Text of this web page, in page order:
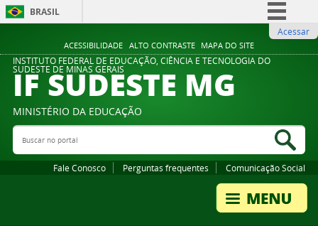
ACESSIBILIDADE ALTO CONTRASTE MAPA DO SITE
BRASIL
Comunica BR
Participe
Legislação
Acessar
INSTITUTO FEDERAL DE EDUCAÇÃO, CIÊNCIA E TECNOLOGIA DO
SUDESTE DE MINAS GERAIS
IF SUDESTE MG
MINISTÉRIO DA EDUCAÇÃO
Buscar no portal
Fale Conosco Perguntas frequentes Comunicação Social